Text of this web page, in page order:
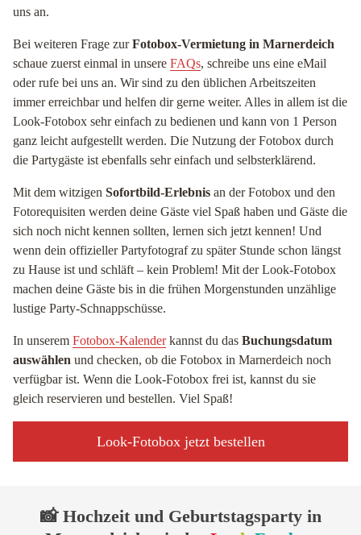
uns an.
Bei weiteren Frage zurFotobox-Vermietung in Marnerdeich
schaue zuerst einmal in unsere FAQs, schreibe uns eine eMail
oder rufe bei uns an. Wir sind zu den üblichen Arbeitszeiten
immer erreichbar und helfen dir gerne weiter. Alles in allem ist die
Look-Fotobox sehr einfach zu bedienen und kann von 1 Person
ganz leicht aufgestellt werden. Die Nutzung der Fotobox durch
die Partygäste ist ebenfalls sehr einfach und selbsterklärend.
Mit dem witzigen Sofortbild-Erlebnis an der Fotobox und den
Fotorequisiten werden deine Gäste viel Spaß haben und Gäste die
sich noch nicht kennen sollten, lernen sich jetzt kennen! Und
wenn dein offizieller Partyfotograf zu später Stunde schon längst
zu Hause ist und schläft – kein Problem! Mit der Look-Fotobox
machen deine Gäste bis in die frühen Morgenstunden unzählige
lustige Party-Schnappschüsse.
In unserem Fotobox-Kalenderkannst du das Buchungsdatum
auswählen und checken, ob die Fotobox in Marnerdeich noch
verfügbar ist. Wenn die Look-Fotobox frei ist, kannst du sie
gleich reservieren und bestellen. Viel Spaß!
Look-Fotobox jetzt bestellen
📸 Hochzeit und Geburtstagsparty in